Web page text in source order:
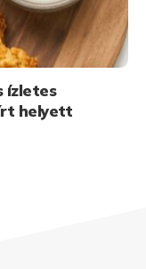
ízletes
helyett